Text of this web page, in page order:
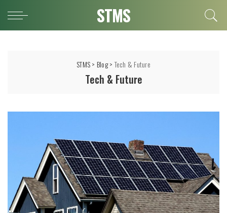
STMS
STMS> Blog>Tech & Future
Tech & Future